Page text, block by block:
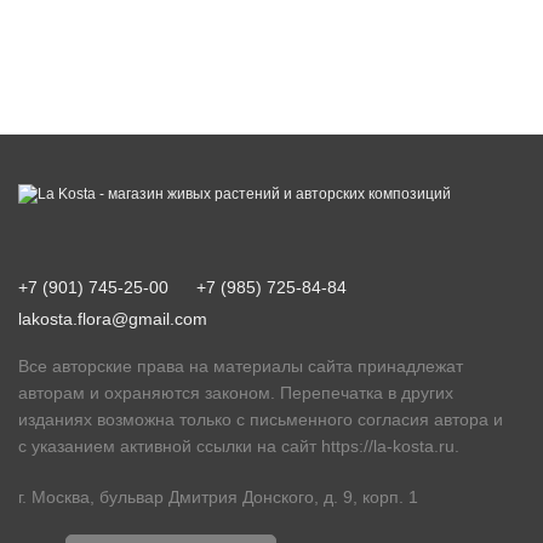
+7 (901) 745-25-00
+7 (985) 725-84-84
lakosta.flora@gmail.com
Все авторские права на материалы сайта принадлежат
авторам и охраняются законом. Перепечатка в других
изданиях возможна только с письменного согласия автора и
с указанием активной ссылки на сайт https://la-kosta.ru
г. Москва, бульвар Дмитрия Донского, д. 9, корп. 1